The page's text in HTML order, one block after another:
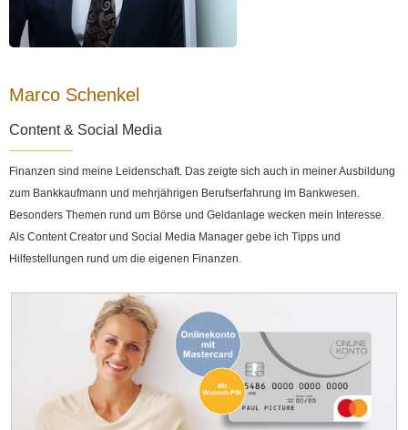
Marco Schenkel
Content & Social Media
Finanzen sind meine Leidenschaft. Das zeigte sich auch in meiner Ausbildung
zum Bankkaufmann und mehrjährigen Berufserfahrung im Bankwesen.
Besonders Themen rund um Börse und Geldanlage wecken mein Interesse.
Als Content Creator und Social Media Manager gebe ich Tipps und
Hilfestellungen rund um die eigenen Finanzen.